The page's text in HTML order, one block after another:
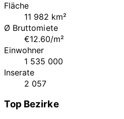
Fläche
11 982 km²
Ø Bruttomiete
€12.60/m²
Einwohner
1 535 000
Inserate
2 057
Top Bezirke